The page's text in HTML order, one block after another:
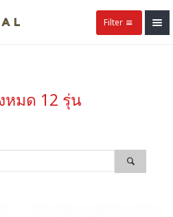
Filter
หมด 12 รุ่น